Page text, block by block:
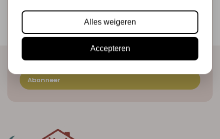
Ontvang als eerste onze actie en nieuwe producten
direct in je mailbox!
Abonneer
Alles weigeren
Accepteren